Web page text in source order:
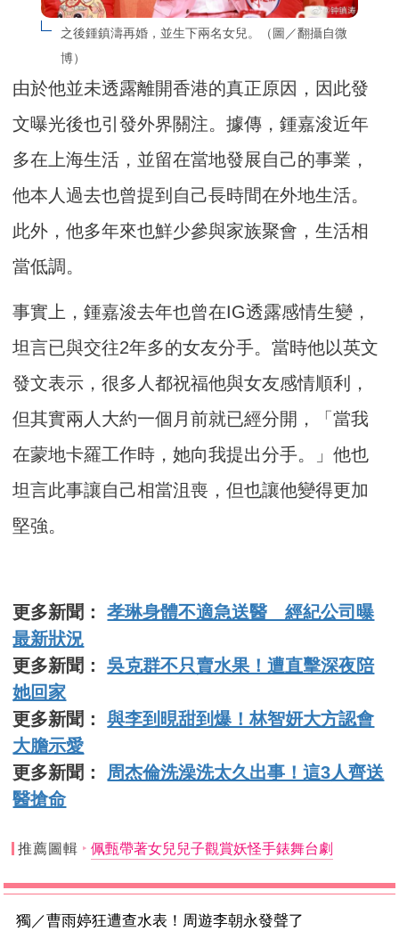
之後鍾鎮濤再婚，並生下兩名女兒。（圖／翻攝自微
博）
由於他並未透露離開香港的真正原因，因此發
文曝光後也引發外界關注。據傳，鍾嘉浚近年
多在上海生活，並留在當地發展自己的事業，
他本人過去也曾提到自己長時間在外地生活。
此外，他多年來也鮮少參與家族聚會，生活相
當低調。
事實上，鍾嘉浚去年也曾在IG透露感情生變，
坦言已與交往2年多的女友分手。當時他以英文
發文表示，很多人都祝福他與女友感情順利，
但其實兩人大約一個月前就已經分開，「當我
在蒙地卡羅工作時，她向我提出分手。」他也
坦言此事讓自己相當沮喪，但也讓他變得更加
堅強。
更多新聞：孝琳身體不適急送醫 經紀公司曝
最新狀況
更多新聞：吳克群不只賣水果！遭直擊深夜陪
她回家
更多新聞：與李到晛甜到爆！林智妍大方認會
大膽示愛
更多新聞： 周杰倫洗澡洗太久出事！這3人齊送
醫搶命
推薦圖輯 佩甄帶著女兒兒子觀賞妖怪手錶舞台劇
獨／曹雨婷狂遭查水表！周遊李朝永發聲了